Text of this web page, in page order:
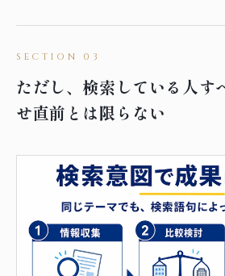
ただし、検索している人す
せ直前とは限らない